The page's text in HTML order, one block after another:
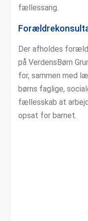
fællessang.
Der afholdes
på VerdensBørn
for, sammen med
børns faglige,
fællesskab at
opsat for barnet.